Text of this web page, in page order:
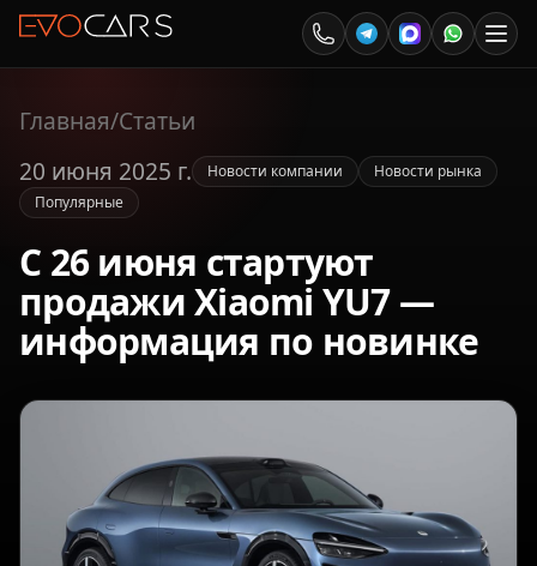
Главная/Статьи
20 июня 2025 г.
Новости компании
Новости рынка
Популярные
С 26 июня стартуют
продажи Xiaomi YU7 —
информация по новинке